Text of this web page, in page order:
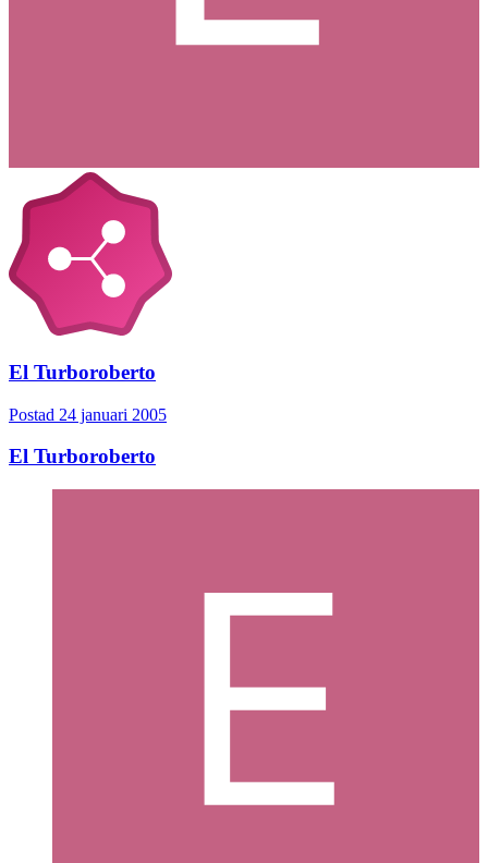
El Turboroberto
Postad 24 januari 2005
El Turboroberto